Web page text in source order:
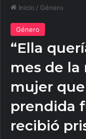
Inicio / Género
Género
“Ella
mes de
mujer
prendida
recibió